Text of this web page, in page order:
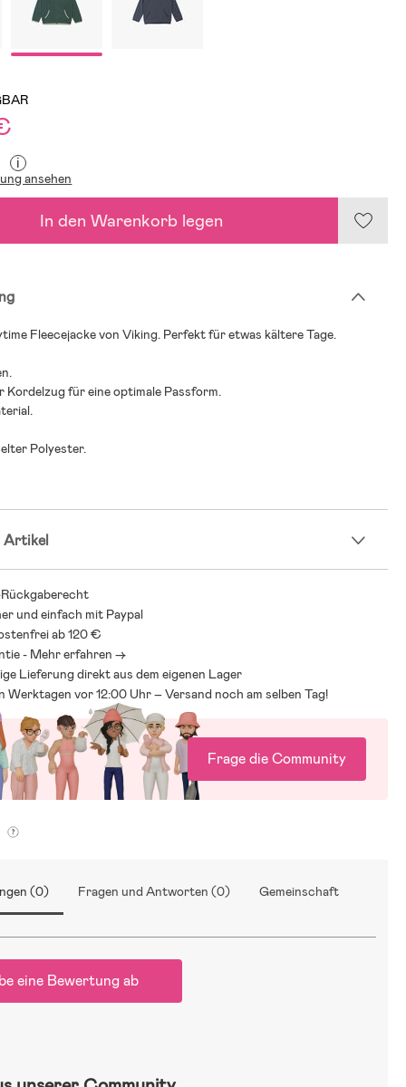
i
ansehen
In den Warenkorb legen
Fleecejacke von Viking. Perfekt für etwas kältere Tage.
Kordelzug für eine optimale Passform.
Polyester.
Artikel
und einfach mit Paypal
ab 120 €
- Mehr erfahren ->
Lieferung direkt aus dem eigenen Lager
Werktagen vor 12:00 Uhr – Versand noch am selben Tag!
Frage die Community
(0) Fragen und Antworten (0) Gemeinschaft
eine Bewertung ab